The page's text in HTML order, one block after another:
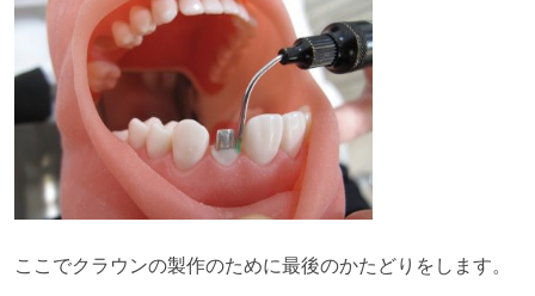
ここでクラウンの製作のために最後のかたどりをします。